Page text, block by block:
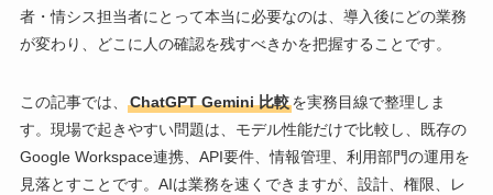
者・情シス担当者にとって本当に必要なのは、導入後にどの業務
が変わり、どこに人の確認を残すべきかを把握することです。
この記事では、 ChatGPT Gemini 比較を実務目線で整理しま
す。現場で起きやすい問題は、モデル性能だけで比較し、既存の
Google Workspace連携、API要件、情報管理、利用部門の運用を
見落とすことです。AIは業務を速くできますが、設計、権限、レ